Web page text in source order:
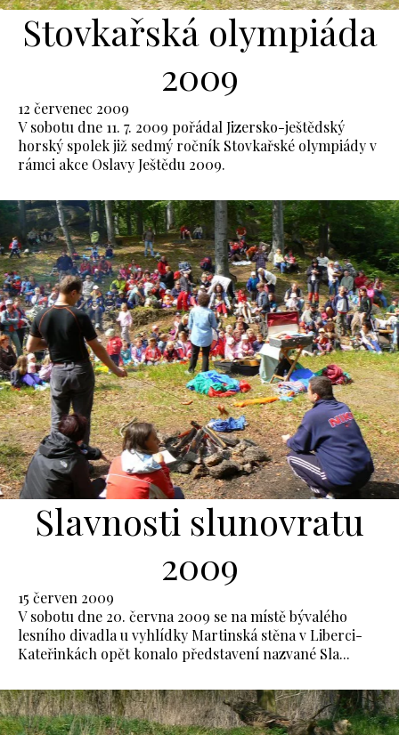
Stovkařská olympiáda
2009
12 červenec 2009
V sobotu dne 11. 7. 2009 pořádal Jizersko-ještědský
horský spolek již sedmý ročník Stovkařské olympiády v
rámci akce Oslavy Ještědu 2009.
Slavnosti slunovratu
2009
15 červen 2009
V sobotu dne 20. června 2009 se na místě bývalého
lesního divadla u vyhlídky Martinská stěna v Liberci-
Kateřinkách opět konalo představení nazvané Sla...